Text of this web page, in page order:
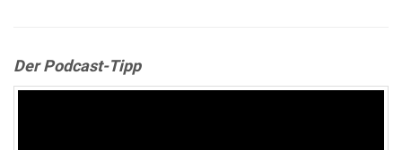
Der Podcast-Tipp